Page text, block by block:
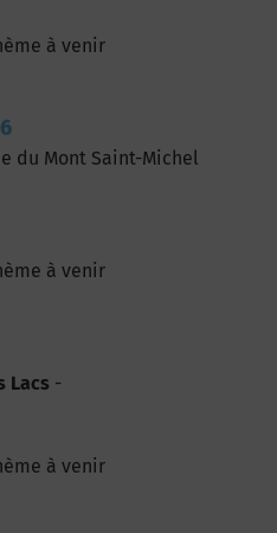
à venir
du Mont Saint-Michel
à venir
Lacs -
à venir